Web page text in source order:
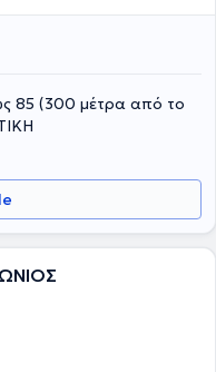
85 (300 μέτρα από το